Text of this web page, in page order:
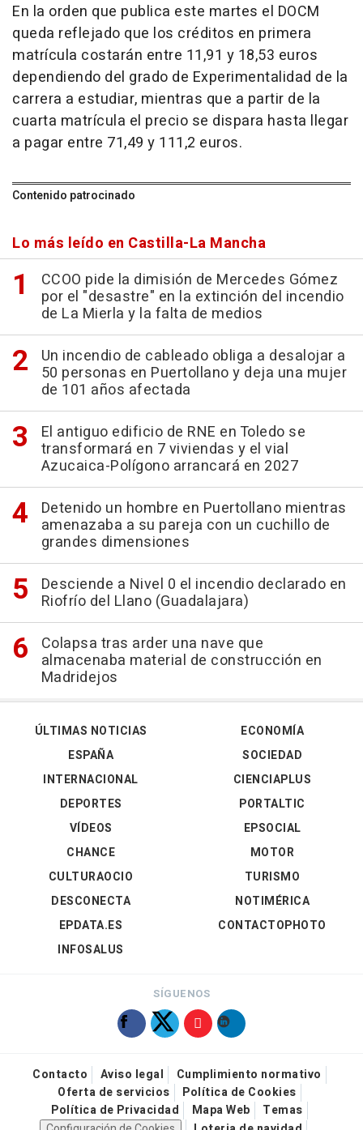
En la orden que publica este martes el DOCM
queda reflejado que los créditos en primera
matrícula costarán entre 11,91 y 18,53 euros
dependiendo del grado de Experimentalidad de la
carrera a estudiar, mientras que a partir de la
cuarta matrícula el precio se dispara hasta llegar
a pagar entre 71,49 y 111,2 euros.
Contenido patrocinado
Lo más leído en Castilla-La Mancha
CCOO pide la dimisión de Mercedes Gómez
por el "desastre" en la extinción del incendio
de La Mierla y la falta de medios
Un incendio de cableado obliga a desalojar a
50 personas en Puertollano y deja una mujer
de 101 años afectada
El antiguo edificio de RNE en Toledo se
transformará en 7 viviendas y el vial
Azucaica-Polígono arrancará en 2027
Detenido un hombre en Puertollano mientras
amenazaba a su pareja con un cuchillo de
grandes dimensiones
Desciende a Nivel 0 el incendio declarado en
Riofrío del Llano (Guadalajara)
Colapsa tras arder una nave que
almacenaba material de construcción en
Madridejos
ÚLTIMAS NOTICIAS
ESPAÑA
INTERNACIONAL
DEPORTES
VÍDEOS
ECONOMÍA
SOCIEDAD
CIENCIAPLUS
PORTALTIC
EPSOCIAL
CHANCE
CULTURAOCIO
DESCONECTA
EPDATA.ES
INFOSALUS
MOTOR
TURISMO
NOTIMÉRICA
CONTACTOPHOTO
SÍGUENOS
Contacto Aviso legal
Cumplimiento normativo
Oferta de servicios
Política de Cookies
Política de Privacidad
Mapa Web
Temas